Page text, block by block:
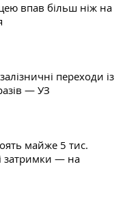
впав більш ніж на
переходи із
— УЗ
майже 5 тис.
затримки — на